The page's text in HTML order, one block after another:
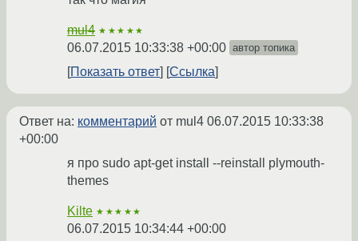
mul4 ★★★★★
06.07.2015 10:33:38 +00:00 автор топика
Показать ответ Ссылка
Ответ на: комментарий от mul4 06.07.2015 10:33:38
+00:00
я про sudo apt-get install --reinstall plymouth-
themes
Kilte ★★★★★
06.07.2015 10:34:44 +00:00